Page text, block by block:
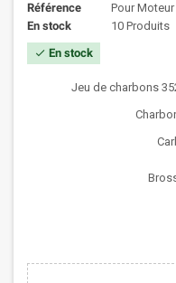
Référence
Pour Moteur
En stock
10 Produits
check En stock
Jeu de charbons